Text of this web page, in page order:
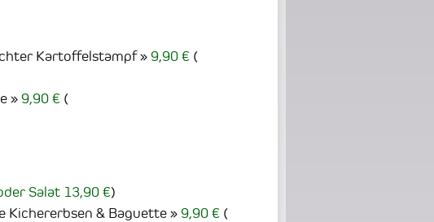
Kartoffelstampf 9,90 € (
9,90 € (
Salat 13,90 €)
Kichererbsen & Baguette
9,90 € (